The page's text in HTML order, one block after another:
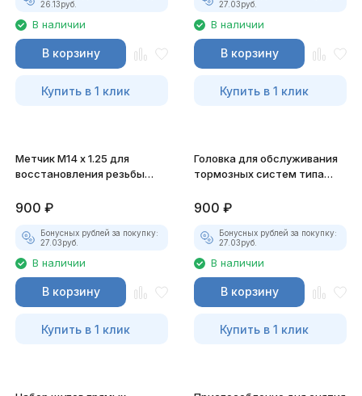
26.13руб.
В наличии
В корзину
Купить в 1 клик
27.03руб.
В наличии
В корзину
Купить в 1 клик
Метчик M14 x 1.25 для
восстановления резьбы
1618
900 ₽
Бонусных рублей за покупку:
27.03руб.
В наличии
В корзину
Купить в 1 клик
Головка для обслуживания
тормозных систем типа
1/2"х10мм JTC-1365
900 ₽
Бонусных рублей за покупку:
27.03руб.
В наличии
В корзину
Купить в 1 клик